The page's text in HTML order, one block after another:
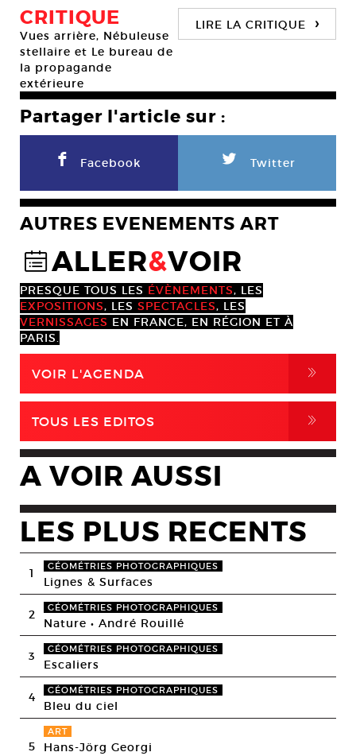
CRITIQUE
Vues arrière, Nébuleuse
stellaire et Le bureau de
la propagande
extérieure
LIRE LA CRITIQUE ›
Partager l'article sur :
F Facebook L Twitter
AUTRES EVENEMENTS ART
@ALLER&VOIR
PRESQUE TOUS LES ÉVÈNEMENTS, LES
EXPOSITIONS, LES SPECTACLES, LES
VERNISSAGES EN FRANCE, EN RÉGION ET À
PARIS.
VOIR L'AGENDA ,
TOUS LES EDITOS ,
A VOIR AUSSI
LES PLUS RECENTS
1 GÉOMÉTRIES PHOTOGRAPHIQUES
Lignes & Surfaces
2 GÉOMÉTRIES PHOTOGRAPHIQUES
Nature • André Rouillé
3 GÉOMÉTRIES PHOTOGRAPHIQUES
Escaliers
4 GÉOMÉTRIES PHOTOGRAPHIQUES
Bleu du ciel
5
ART
Hans-Jörg Georgi